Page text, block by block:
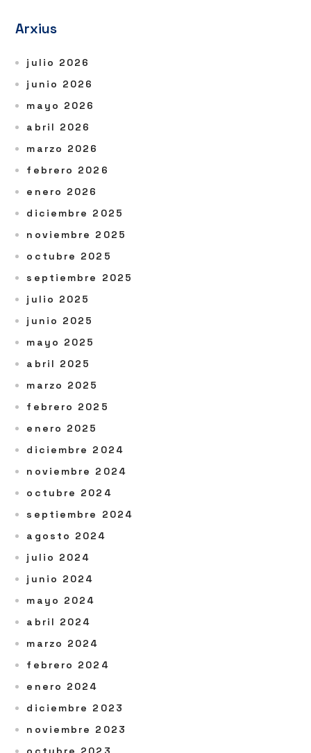
Arxius
julio 2026
junio 2026
mayo 2026
abril 2026
marzo 2026
febrero 2026
enero 2026
diciembre 2025
noviembre 2025
octubre 2025
septiembre 2025
julio 2025
junio 2025
mayo 2025
abril 2025
marzo 2025
febrero 2025
enero 2025
diciembre 2024
noviembre 2024
octubre 2024
septiembre 2024
agosto 2024
julio 2024
junio 2024
mayo 2024
abril 2024
marzo 2024
febrero 2024
enero 2024
diciembre 2023
noviembre 2023